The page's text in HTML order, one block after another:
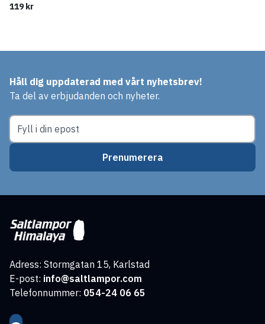
119 kr
Håll dig uppdaterad med vårt nyhetsbrev!
Ta del av erbjudanden och nyheter.
Prenumerera
Adress: Stormgatan 15, Karlstad
E-post: info@saltlampor.com
Telefonnummer: 054-24 06 65